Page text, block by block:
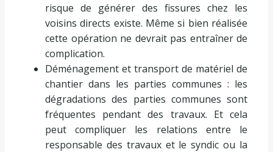
risque de générer des fissures chez les
voisins directs existe. Même si bien réalisée
cette opération ne devrait pas entraîner de
complication.
Déménagement et transport de matériel de
chantier dans les parties communes : les
dégradations des parties communes sont
fréquentes pendant des travaux. Et cela
peut compliquer les relations entre le
responsable des travaux et le syndic ou la